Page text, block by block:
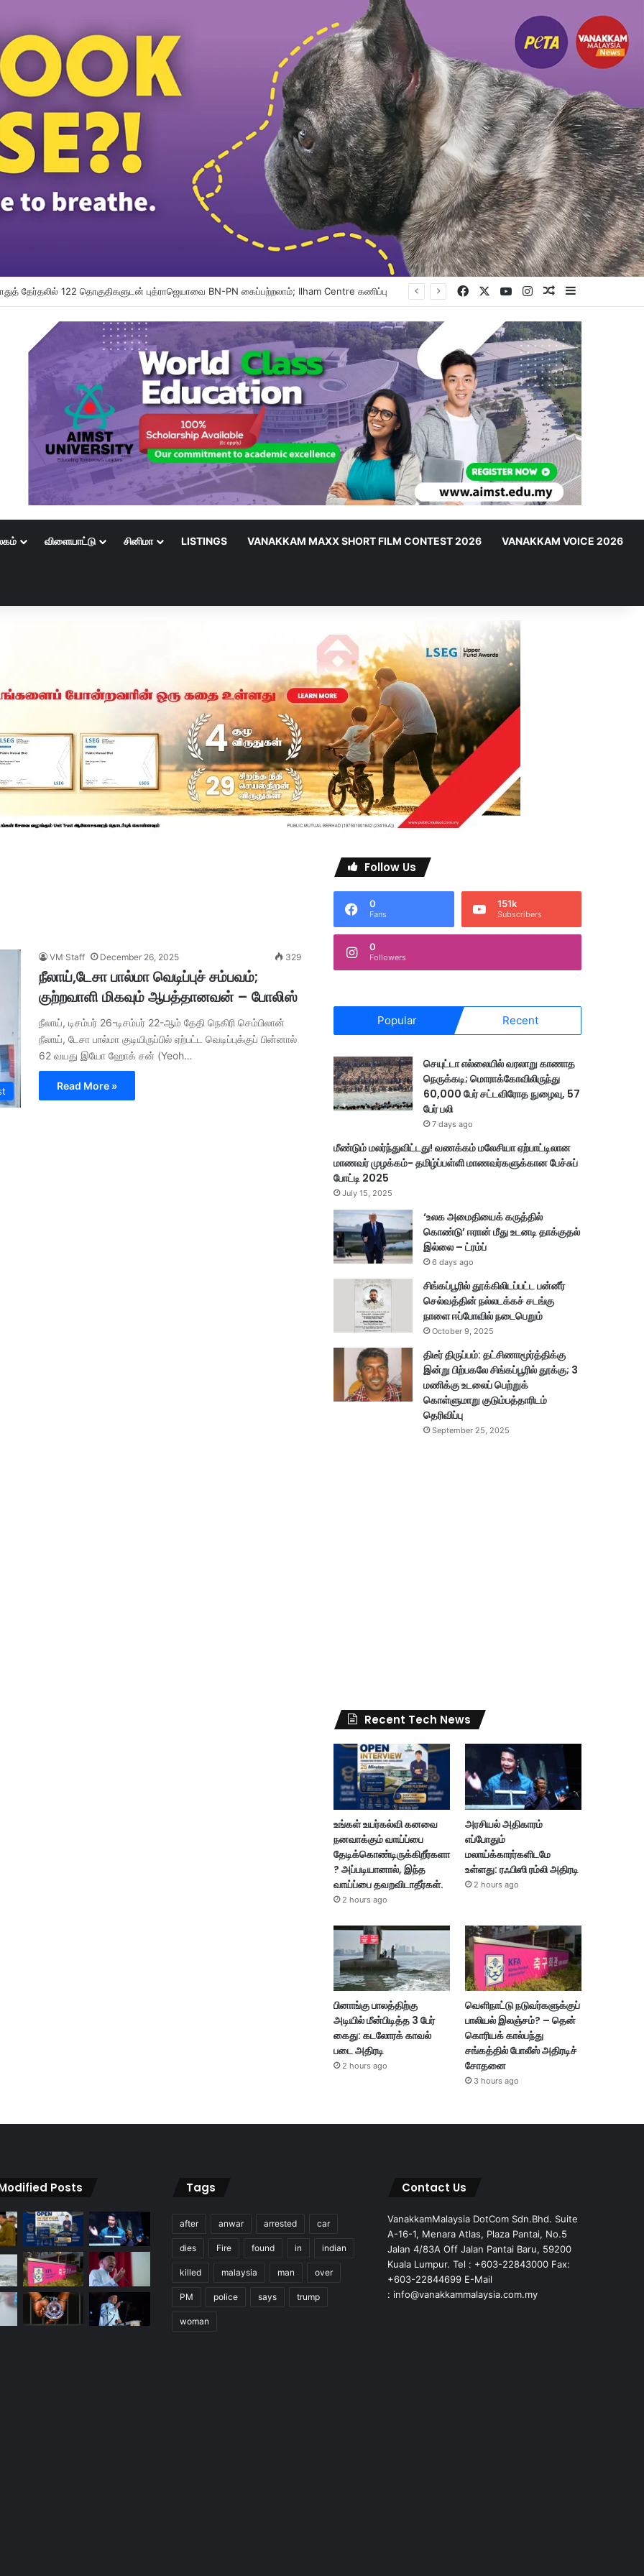
Facebook YouTubeInstagramRandom Article
விளையாட்டு சினிமா LISTINGS VANAKKAM MAXX SHORT FILM CONTEST 2026 VANAKKAM VOICE 2026
VM Staff December 26, 2025 329
நீலாய்,டேசா பால்மா வெடிப்புச் சம்பவம்;
குற்றவாளி மிகவும் ஆபத்தானவன் – போலிஸ்
நீலாய், டிசம்பர் 26-டிசம்பர் 22-ஆம் தேதி நெகிரி செம்பிலான்
நீலாய், டேசா பால்மா குடியிருப்பில் ஏற்பட்ட வெடிப்புக்குப் பின்னால்
62 வயது இயோ ஹோக் சன் (Yeoh…
Read More »
Follow Us
0
Fans
151k
Subscribers
0
Followers
Popular Recent
செயுட்டா எல்லையில் வரலாறு காணாத
நெருக்கடி; மொராக்கோவிலிருந்து
60,000 பேர் சட்டவிரோத நுழைவு, 57
பேர் பலி
7 days ago
மீண்டும் மலர்ந்துவிட்டது! வணக்கம் மலேசியா ஏற்பாட்டிலான
மாணவர் முழக்கம்- தமிழ்ப்பள்ளி மாணவர்களுக்கான பேச்சுப்
போட்டி 2025
July 15, 2025
‘உலக அமைதியைக் கருத்தில்
கொண்டு’ ஈரான் மீது உடனடி தாக்குதல்
இல்லை – ட்ரம்ப்
6 days ago
சிங்கப்பூரில் தூக்கிலிடப்பட்ட பன்னீர்
செல்வத்தின் நல்லடக்கச் சடங்கு
நாளை ஈப்போவில் நடைபெறும்
October 9, 2025
திடீர் திருப்பம்: தட்சிணாமூர்த்திக்கு
இன்று பிற்பகலே சிங்கப்பூரில் தூக்கு; 3
மணிக்கு உடலைப் பெற்றுக்
கொள்ளுமாறு குடும்பத்தாரிடம்
தெரிவிப்பு
September 25, 2025
Recent Tech News
உங்கள் உயர்கல்வி கனவை
நனவாக்கும் வாய்ப்பை
தேடிக்கொண்டிருக்கிறீர்களா
? அப்படியானால், இந்த
வாய்ப்பை தவறவிடாதீர்கள்.
2 hours ago
அரசியல் அதிகாரம்
எப்போதும்
மலாய்க்காரர்களிடமே
உள்ளது: ரஃபிஸி ரம்லி அதிரடி
2 hours ago
பினாங்கு பாலத்திற்கு
அடியில் மீன்பிடித்த 3 பேர்
கைது: கடலோரக் காவல்
படை அதிரடி
2 hours ago
வெளிநாட்டு நடுவர்களுக்குப்
பாலியல் இலஞ்சம்? – தென்
கொரியக் கால்பந்து
சங்கத்தில் போலீஸ் அதிரடிச்
சோதனை
3 hours ago
Posts Tags
after anwar arrested car
dies Fire found in indian
killed malaysia man over
PM police says trump
woman
Contact Us
VanakkamMalaysia DotCom Sdn.Bhd. Suite
A-16-1, Menara Atlas, Plaza Pantai, No.5
Jalan 4/83A Off Jalan Pantai Baru, 59200
Kuala Lumpur. Tel : +603-22843000 Fax:
+603-22844699 E-Mail
: info@vanakkammalaysia.com.my